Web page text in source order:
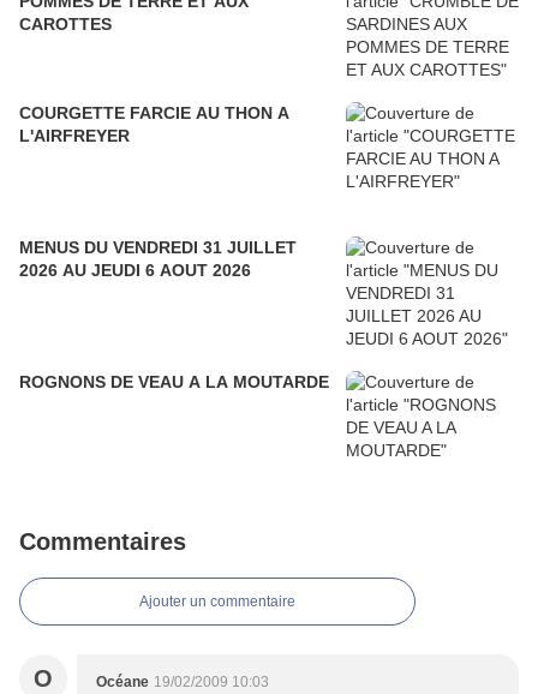
CAROTTES
COURGETTE FARCIE AU THON A
L'AIRFREYER
MENUS DU VENDREDI 31 JUILLET
2026 AU JEUDI 6 AOUT 2026
ROGNONS DE VEAU A LA MOUTARDE
Commentaires
Ajouter un commentaire
O Océane 19/02/2009 10:03